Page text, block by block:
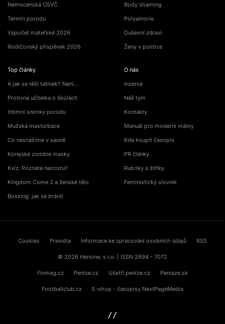
Nemocenská OSVČ
Termín porodu
Výpočet mateřské 2026
Rodičovský příspěvek 2026
Top články
A jak se těší tatínek? Není…
Protivná učitelka o školách
Intimní snímky porodu
Mužská masturbace
Co nesnášíme v sauně
Korejské zombie masky
Kvíz: Poznáte narcistu?
Kingdom Come 2 a ženské tělo
Bossing: jak se bránit
Body shaming
Polyamorie
Duševní zdraví
Ženy v politice
O nás
Inzerce
Náš tým
Kontakty
Manuál pro moderní mámy
Kde koupit časopis
PR články
Rubriky a štítky
Feministický slovník
Cookies Pravidla Informace ke zpracování osobních údajů RSS
© 2026 Heroine, s.r.o. | ISSN 2694 - 7072
Finmag.cz Peníze.cz Ušetři.peníze.cz Peniaze.sk
Footballclub.cz E-shop - časopisy NextPageMedia